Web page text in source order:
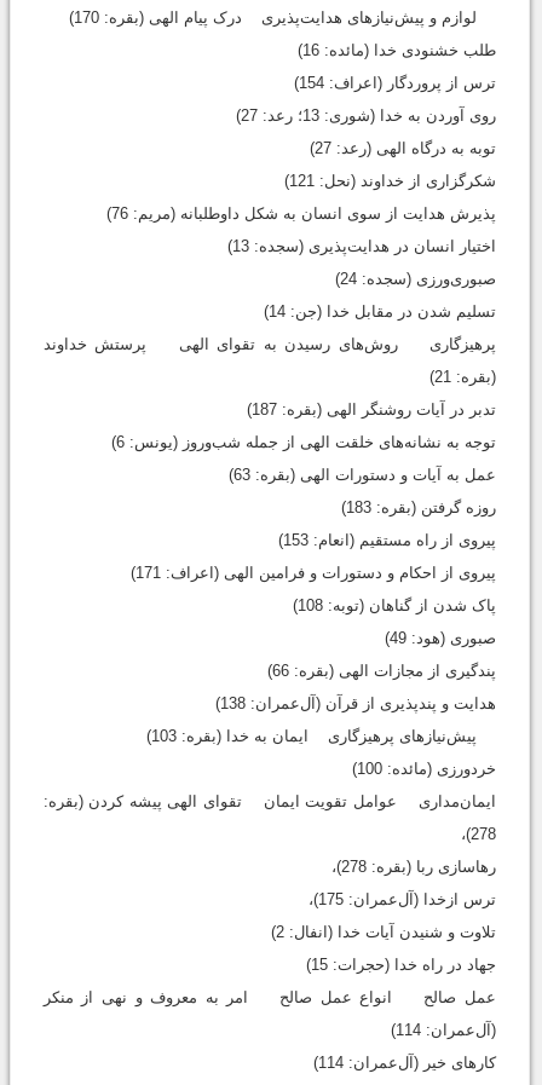
لوازم و پیش‌نیازهای هدایت‌پذیری درک پیام الهی (بقره: 170)
طلب خشنودی خدا (مائده: 16)
ترس از پروردگار (اعراف: 154)
روی آوردن به خدا (شوری: 13؛ رعد: 27)
توبه به درگاه الهی (رعد: 27)
شکرگزاری از خداوند (نحل: 121)
پذیرش هدایت از سوی انسان به شکل داوطلبانه (مریم: 76)
اختیار انسان در هدایت‌پذیری (سجده: 13)
صبوری‌ورزی (سجده: 24)
تسلیم شدن در مقابل خدا (جن: 14)
پرهیزگاری روش‌های رسیدن به تقوای الهی پرستش خداوند
(بقره: 21)
تدبر در آیات روشنگر الهی (بقره: 187)
توجه به نشانه‌های خلقت الهی از جمله شب‌وروز (یونس: 6)
عمل به آیات و دستورات الهی (بقره: 63)
روزه گرفتن (بقره: 183)
پیروی از راه مستقیم (انعام: 153)
پیروی از احکام و دستورات و فرامین الهی (اعراف: 171)
پاک ‌شدن از گناهان (توبه: 108)
صبوری (هود: 49)
پندگیری از مجازات الهی (بقره: 66)
هدایت و پندپذیری از قرآن (آل‌عمران: 138)
پیش‌نیازهای پرهیزگاری ایمان به خدا (بقره: 103)
خردورزی (مائده: 100)
ایمان‌مداری عوامل تقویت ایمان تقوای الهی پیشه ‌کردن (بقره:
278)،
رهاسازی ربا (بقره: 278)،
ترس ازخدا (آل‌‍‌عمران: 175)،
تلاوت و شنیدن آیات خدا (انفال: 2)
جهاد در راه خدا (حجرات: 15)
عمل صالح انواع عمل صالح امر به معروف و نهی از منکر
(آل‌عمران: 114)
کارهای خیر (آل‌عمران: 114)